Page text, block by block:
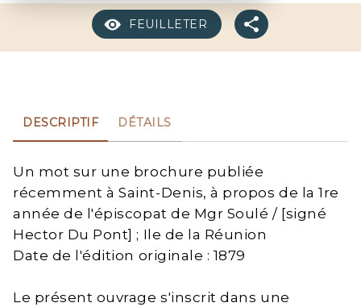
FEUILLETER
DESCRIPTIF DÉTAILS
Un mot sur une brochure publiée
récemment à Saint-Denis, à propos de la 1re
année de l'épiscopat de Mgr Soulé / [signé
Hector Du Pont] ; Ile de la Réunion
Date de l'édition originale : 1879
Le présent ouvrage s'inscrit dans une